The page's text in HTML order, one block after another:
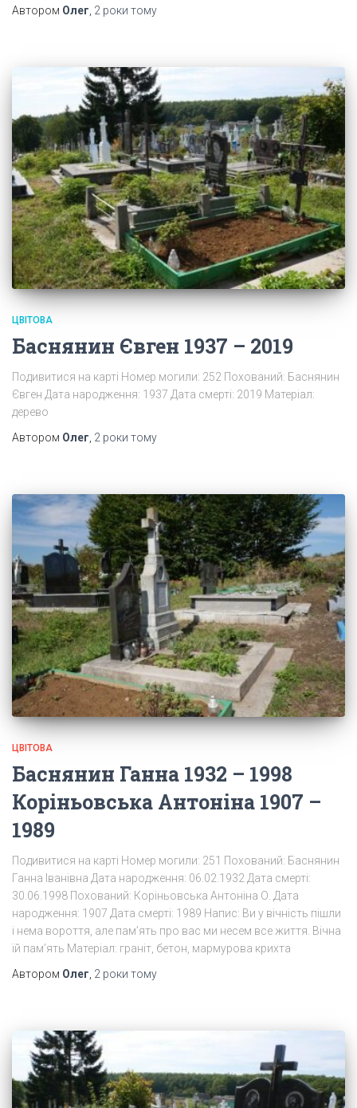
Автором Олег 2 роки тому
ЦВІТОВА
Баснянин Євген 1937 – 2019
Подивитися на карті Номер могили: 252 Похований: Баснянин
Євген Дата народження: 1937 Дата смерті: 2019 Матеріал:
дерево
Автором Олег, 2 роки тому
ЦВІТОВА
Баснянин Ганна 1932 – 1998
Коріньовська Антоніна 1907 –
1989
Подивитися на карті Номер могили: 251 Похований: Баснянин
Ганна Іванівна Дата народження: 06.02.1932 Дата смерті:
30.06.1998 Похований: Коріньовська Антоніна О. Дата
народження: 1907 Дата смерті: 1989 Напис: Ви у вічність пішли
і нема вороття, але пам’ять про вас ми несем все життя. Вічна
їй пам’ять Матеріал: граніт, бетон, мармурова крихта
Автором Олег 2 роки тому